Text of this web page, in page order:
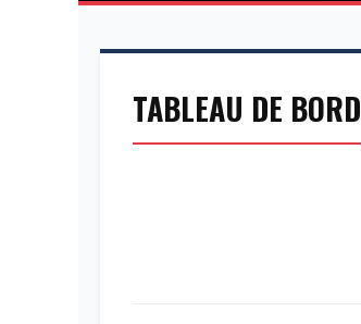
TABLEAU DE BORD